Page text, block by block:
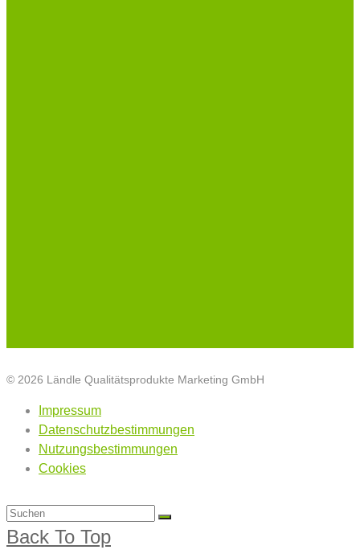
© 2026 Ländle Qualitätsprodukte Marketing GmbH
Impressum
Datenschutzbestimmungen
Nutzungsbestimmungen
Cookies
Back To Top